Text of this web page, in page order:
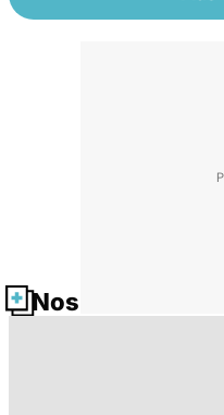
Nos fiches santé